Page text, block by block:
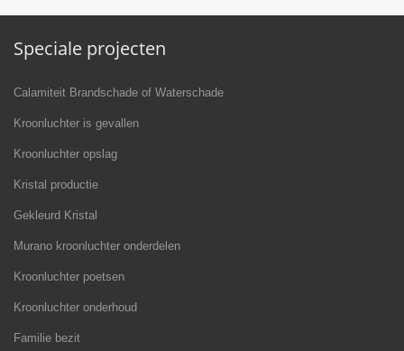
Speciale projecten
Calamiteit Brandschade of Waterschade
Kroonluchter is gevallen
Kroonluchter opslag
Kristal productie
Gekleurd Kristal
Murano kroonluchter onderdelen
Kroonluchter poetsen
Kroonluchter onderhoud
Familie bezit